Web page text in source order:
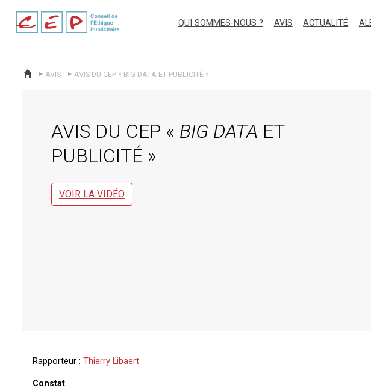
cep QUI SOMMES-NOUS ? AVIS ACTUALITÉ
ACCUEIL
AVIS AVIS DU CEP « BIG DATA ET PUBLICITÉ »
AVIS DU CEP « BIG DATA ET
PUBLICITÉ »
VOIR LA VIDÉO
Rapporteur : Thierry Libaert
Constat